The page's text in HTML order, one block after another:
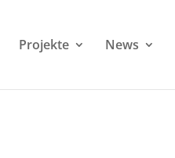
Projekte News